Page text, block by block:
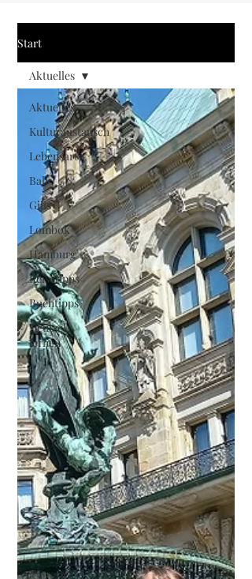
Start
Aktuelles
Kulturaustausch
Lebensart
Bali
Gilis
Lombok
Hamburg
Reisetipps
Buchtipps
Deutsch
lernen
Aktuelles